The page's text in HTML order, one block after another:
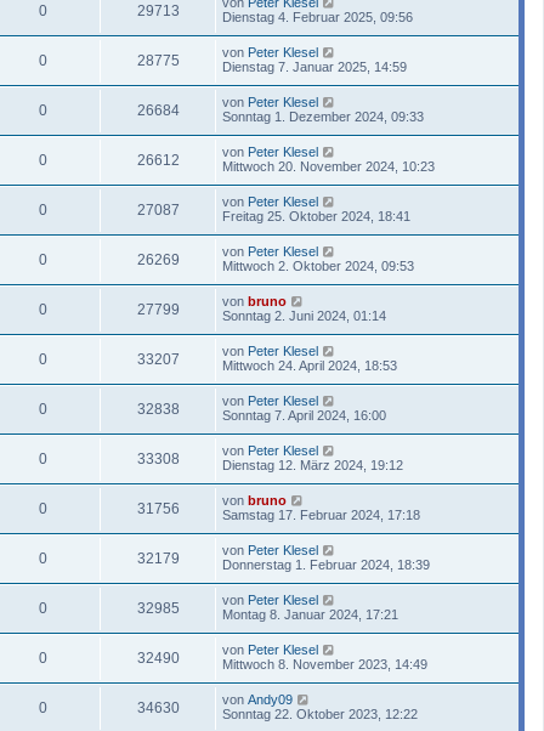
0 29713
Dienstag 4. Februar 2025, 09:56
0 28775 von Peter Klesel
Dienstag 7. Januar 2025, 14:59
0 26684 von Peter Klesel
Sonntag 1. Dezember 2024, 09:33
0 26612 von Peter Klesel
Mittwoch 20. November 2024, 10:23
0 27087 von Peter Klesel
Freitag 25. Oktober 2024, 18:41
0 26269 von Peter Klesel
Mittwoch 2. Oktober 2024, 09:53
0 27799 von bruno
Sonntag 2. Juni 2024, 01:14
0 33207 von Peter Klesel
Mittwoch 24. April 2024, 18:53
0 32838 von Peter Klesel
Sonntag 7. April 2024, 16:00
0 33308 von Peter Klesel
Dienstag 12. März 2024, 19:12
0 31756 von bruno
Samstag 17. Februar 2024, 17:18
0 32179 von Peter Klesel
Donnerstag 1. Februar 2024, 18:39
0 32985 von Peter Klesel
Montag 8. Januar 2024, 17:21
0 32490 von Peter Klesel
Mittwoch 8. November 2023, 14:49
0 34630 von Andy09
Sonntag 22. Oktober 2023, 12:22